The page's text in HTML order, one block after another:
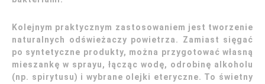
Kolejnym praktycznym zastosowaniem jest tworzenie
naturalnych odświeżaczy powietrza. Zamiast sięgać
po syntetyczne produkty, można przygotować własną
mieszankę w sprayu, łącząc wodę, odrobinę alkoholu
(np. spirytusu) i wybrane olejki eteryczne. To świetny